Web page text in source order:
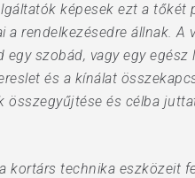
képesek ezt a tőkét
rendelkezésedre állnak.
szobád, vagy egy egész
és a kínálat
és célba
technika eszközeit